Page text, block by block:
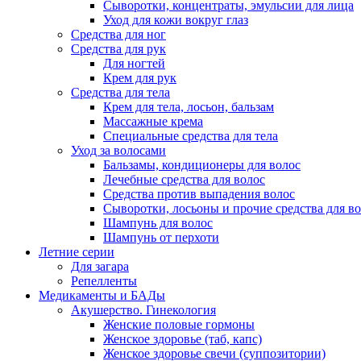
Сыворотки, концентраты, эмульсии для лица
Уход для кожи вокруг глаз
Средства для ног
Средства для рук
Для ногтей
Крем для рук
Средства для тела
Крем для тела, лосьон, бальзам
Массажные крема
Специальные средства для тела
Уход за волосами
Бальзамы, кондиционеры для волос
Лечебные средства для волос
Средства против выпадения волос
Сыворотки, лосьоны и прочие средства для
Шампунь для волос
Шампунь от перхоти
Летние серии
Для загара
Репелленты
Медикаменты и БАДы
Акушерство. Гинекология
Женские половые гормоны
Женское здоровье (таб, капс)
Женское здоровье свечи (суппозитории)